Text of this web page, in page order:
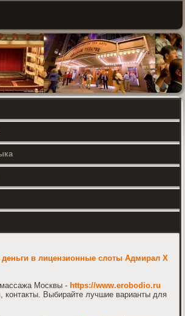
деньги в лицензионные слоты Адмирал Х
массажа Москвы - https://www.erobodio.ru
контакты. Выбирайте лучшие варианты для